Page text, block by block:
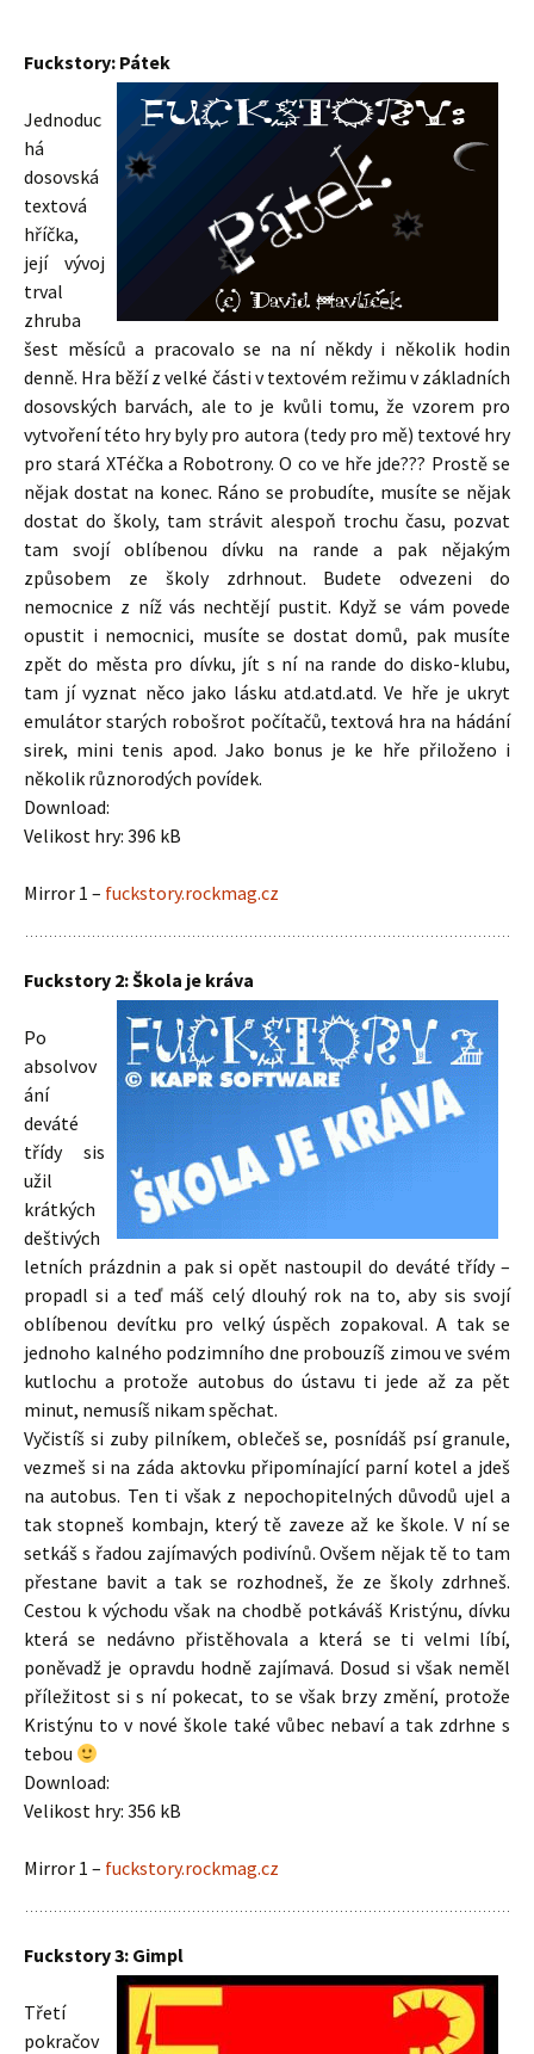
Fuckstory: Pátek
Jednoduc
há
dosovská
textová
hříčka,
její vývoj
trval
zhruba
šest měsíců a pracovalo se na ní někdy i několik hodin
denně. Hra běží z velké části v textovém režimu v základních
dosovských barvách, ale to je kvůli tomu, že vzorem pro
vytvoření této hry byly pro autora (tedy pro mě) textové hry
pro stará XTéčka a Robotrony. O co ve hře jde??? Prostě se
nějak dostat na konec. Ráno se probudíte, musíte se nějak
dostat do školy, tam strávit alespoň trochu času, pozvat
tam svojí oblíbenou dívku na rande a pak nějakým
způsobem ze školy zdrhnout. Budete odvezeni do
nemocnice z níž vás nechtějí pustit. Když se vám povede
opustit i nemocnici, musíte se dostat domů, pak musíte
zpět do města pro dívku, jít s ní na rande do disko-klubu,
tam jí vyznat něco jako lásku atd.atd.atd. Ve hře je ukryt
emulátor starých robošrot počítačů, textová hra na hádání
sirek, mini tenis apod. Jako bonus je ke hře přiloženo i
několik různorodých povídek.
Download:
Velikost hry: 396 kB
Mirror 1 – fuckstory.rockmag.cz
Fuckstory 2: Škola je kráva
Po
absolvov
ání
deváté
třídy sis
užil
krátkých
deštivých
letních prázdnin a pak si opět nastoupil do deváté třídy –
propadl si a teď máš celý dlouhý rok na to, aby sis svojí
oblíbenou devítku pro velký úspěch zopakoval. A tak se
jednoho kalného podzimního dne probouzíš zimou ve svém
kutlochu a protože autobus do ústavu ti jede až za pět
minut, nemusíš nikam spěchat.
Vyčistíš si zuby pilníkem, oblečeš se, posnídáš psí granule,
vezmeš si na záda aktovku připomínající parní kotel a jdeš
na autobus. Ten ti však z nepochopitelných důvodů ujel a
tak stopneš kombajn, který tě zaveze až ke škole. V ní se
setkáš s řadou zajímavých podivínů. Ovšem nějak tě to tam
přestane bavit a tak se rozhodneš, že ze školy zdrhneš.
Cestou k východu však na chodbě potkáváš Kristýnu, dívku
která se nedávno přistěhovala a která se ti velmi líbí,
poněvadž je opravdu hodně zajímavá. Dosud si však neměl
příležitost si s ní pokecat, to se však brzy změní, protože
Kristýnu to v nové škole také vůbec nebaví a tak zdrhne s
tebou
Download:
Velikost hry: 356 kB
Mirror 1 – fuckstory.rockmag.cz
Fuckstory 3: Gimpl
Třetí
pokračov